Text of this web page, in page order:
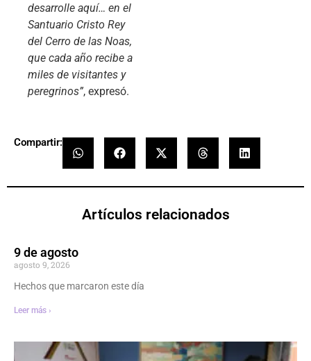
desarrolle aquí… en el
Santuario Cristo Rey
del Cerro de las Noas,
que cada año recibe a
miles de visitantes y
peregrinos”, expresó.
Compartir:
Artículos relacionados
9 de agosto
agosto 9, 2026
Hechos que marcaron este día
Leer más ›